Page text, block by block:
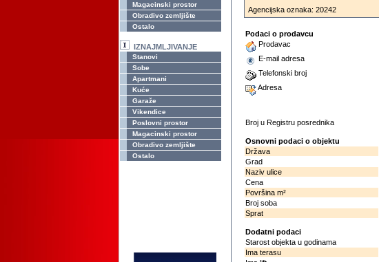
Magacinski prostor
Obradivo zemljište
Ostalo
IZNAJMLJIVANJE
Stanovi
Sobe
Apartmani
Kuće
Garaže
Vikendice
Poslovni prostor
Magacinski prostor
Obradivo zemljište
Ostalo
Agencijska oznaka: 20242
Podaci o prodavcu
Prodavac
E-mail adresa
Telefonski broj
Adresa
Broj u Registru posrednika
Osnovni podaci o objektu
Država
Grad
Naziv ulice
Cena
Površina m²
Broj soba
Sprat
Dodatni podaci
Starost objekta u godinama
Ima terasu